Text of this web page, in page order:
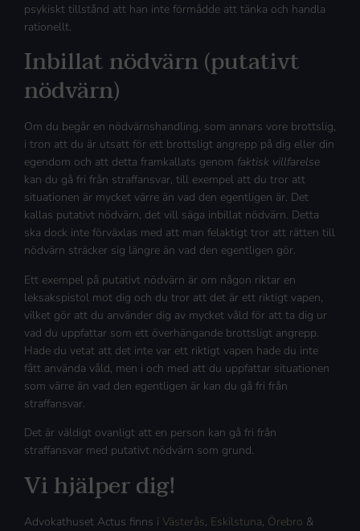
psykiskt tillstånd att han inte förmådde att tänka och handla
rationellt.
Inbillat nödvärn (putativt
nödvärn)
Om du begår en nödvärnshandling, som annars vore brottslig,
i tron att du är utsatt för ett brottsligt angrepp på dig eller din
egendom och att detta framkallats genom faktisk villfarelse
kan du gå fri från straffansvar, till exempel att du tror att
situationen är mycket värre än vad den egentligen är. Det
kallas putativt nödvärn, det vill säga inbillat nödvärn. Detta
ska dock inte förväxlas med att man felaktigt tror att rätten till
nödvärn sträcker sig längre än vad den egentligen gör.
Ett exempel på putativt nödvärn är om någon riktar en
leksakspistol mot dig och du tror att det är ett riktigt vapen,
vilket gör att du använder dig av mycket våld för att ta dig ur
vad du uppfattar som ett överhängande brottsligt angrepp.
Hade du vetat att det inte var ett riktigt vapen hade du inte
fått använda våld, men i och med att du uppfattar situationen
som värre än vad den egentligen är kan du gå fri från
straffansvar.
Det är väldigt ovanligt att en person kan gå fri från
straffansvar med putativt nödvärn som grund.
Vi hjälper dig!
Advokathuset Actus finns i Västerås, Eskilstuna, Örebro &